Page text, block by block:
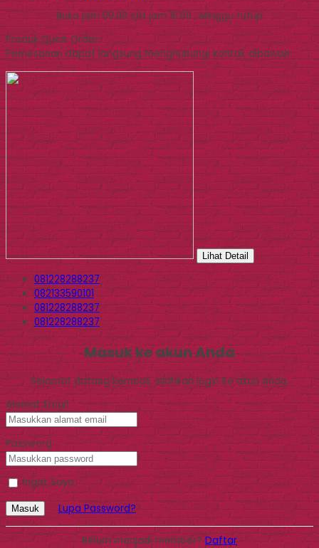
Buka jam 09.00 s/d jam 16.00 , Minggu tutup
Produk Quick Order
Pemesanan dapat langsung menghubungi kontak dibawah:
Lihat Detail
081228288237
082133590101
081228288237
081228288237
Masuk ke akun Anda
Selamat datang kembali, silahkan login ke akun Anda.
Alamat Email
Password
Ingat Saya
Masuk Lupa Password?
Belum menjadi member?Daftar